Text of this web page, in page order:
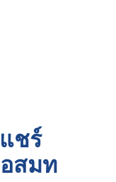
ชร์
สมท